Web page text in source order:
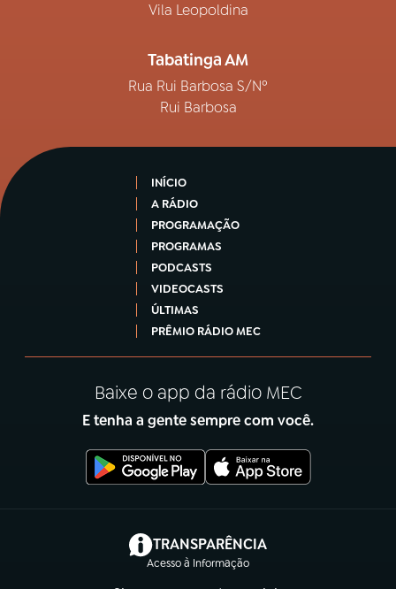
Vila Leopoldina
Tabatinga AM
Rua Rui Barbosa S/Nº
Rui Barbosa
INÍCIO
A RÁDIO
PROGRAMAÇÃO
PROGRAMAS
PODCASTS
VIDEOCASTS
ÚLTIMAS
PRÊMIO RÁDIO MEC
Baixe o app da rádio MEC
E tenha a gente sempre com você.
TRANSPARÊNCIA
Acesso à Informação
(abre em nova aba)